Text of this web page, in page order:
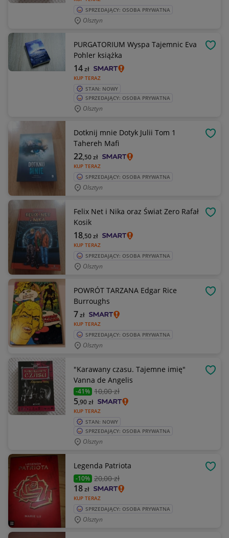
SPRZEDAJĄCY: OSOBA PRYWATNA
Olsztyn
PURGATORIUM Wyspa Tajemnic Eva
Pohler książka
KUP TERAZ
14zł
STAN: NOWY
SPRZEDAJĄCY: OSOBA PRYWATNA
Olsztyn
Dotknij mnie Dotyk Julii Tom 1
Tahereh Mafi
KUP TERAZ
22,50zł
SPRZEDAJĄCY: OSOBA PRYWATNA
Olsztyn
Felix Net i Nika oraz Świat Zero Rafał
Kosik
KUP TERAZ
18,50zł
SPRZEDAJĄCY: OSOBA PRYWATNA
Olsztyn
POWRÓT TARZANA Edgar Rice
Burroughs
KUP TERAZ
7zł
SPRZEDAJĄCY: OSOBA PRYWATNA
Olsztyn
"Karawany czasu. Tajemne imię"
Vanna de Angelis
-41% 10,00 zł
KUP TERAZ
5,90zł
STAN: NOWY
SPRZEDAJĄCY: OSOBA PRYWATNA
Olsztyn
Legenda Patriota
-10% 20,00 zł
KUP TERAZ
18zł
SPRZEDAJĄCY: OSOBA PRYWATNA
Olsztyn